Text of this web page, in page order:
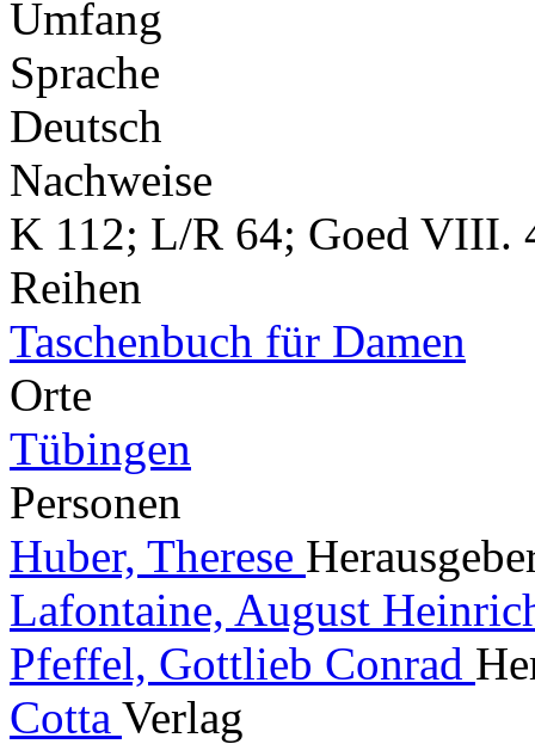
Umfang
Sprache
Deutsch
Nachweise
K 112; L/R 64; Goed VIII.
Reihen
Taschenbuch für Damen
Orte
Tübingen
Personen
Huber, Therese
Lafontaine, August
Pfeffel, Gottlieb Conrad
Cotta Verlag